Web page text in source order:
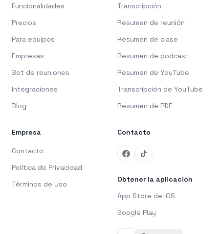
Funcionalidades
Precios
Para equipos
Empresas
Bot de reuniones
Integraciones
Blog
Transcripción
Resumen de reunión
Resumen de clase
Resumen de podcast
Resumen de YouTube
Transcripción de YouTube
Resumen de PDF
Empresa
Contacto
Política de Privacidad
Términos de Uso
Contacto
Obtener la aplicación
App Store de iOS
Google Play